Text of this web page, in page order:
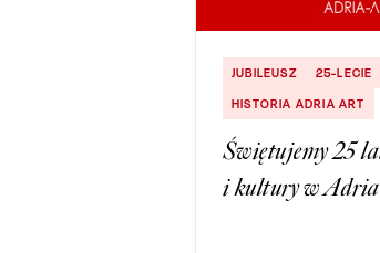
JUBILEUSZ 25-LECIE
HISTORIA ADRIA ART
Świętujemy 25
i kultury w